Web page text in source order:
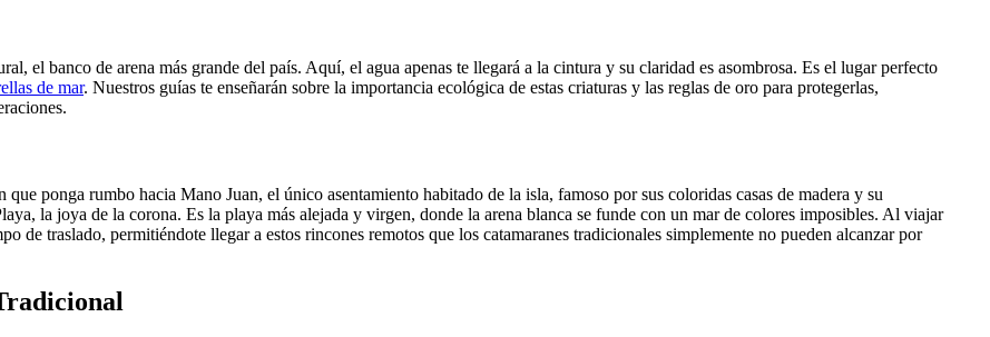
el banco de arena más grande del país. Aquí, el agua apenas te llegará a la cintura y su claridad es asombrosa. Es el lugar perfecto
de mar. Nuestros guías te enseñarán sobre la importancia ecológica de estas criaturas y las reglas de oro para protegerlas,
ponga rumbo hacia Mano Juan, el único asentamiento habitado de la isla, famoso por sus coloridas casas de madera y su
la joya de la corona. Es la playa más alejada y virgen, donde la arena blanca se funde con un mar de colores imposibles. Al viajar
de traslado, permitiéndote llegar a estos rincones remotos que los catamaranes tradicionales simplemente no pueden alcanzar por